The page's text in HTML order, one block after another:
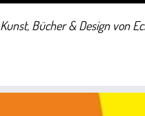
Kunst, Bücher & Design von